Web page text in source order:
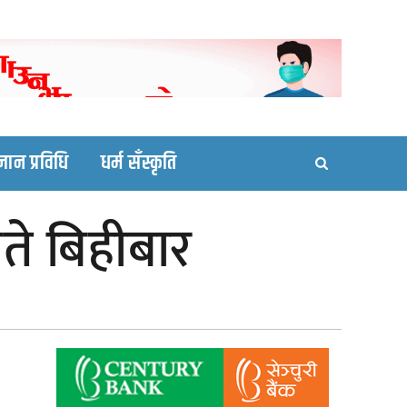
site
प्रविधि धर्म सँस्कृति